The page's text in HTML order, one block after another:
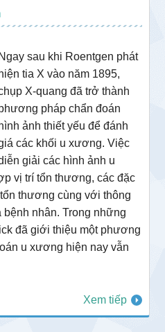
Ngay sau khi Roentgen phát
hiện tia X vào năm 1895,
X-quang đã trở thành
pháp chẩn đoán
hình ảnh thiết yếu để đánh
các khối u xương. Việc
giải các hình ảnh u
vị trí tổn thương, các đặc
thương cùng với thông
nhân. Trong những
đã giới thiệu một phương
u xương hiện nay vẫn
Xem tiếp